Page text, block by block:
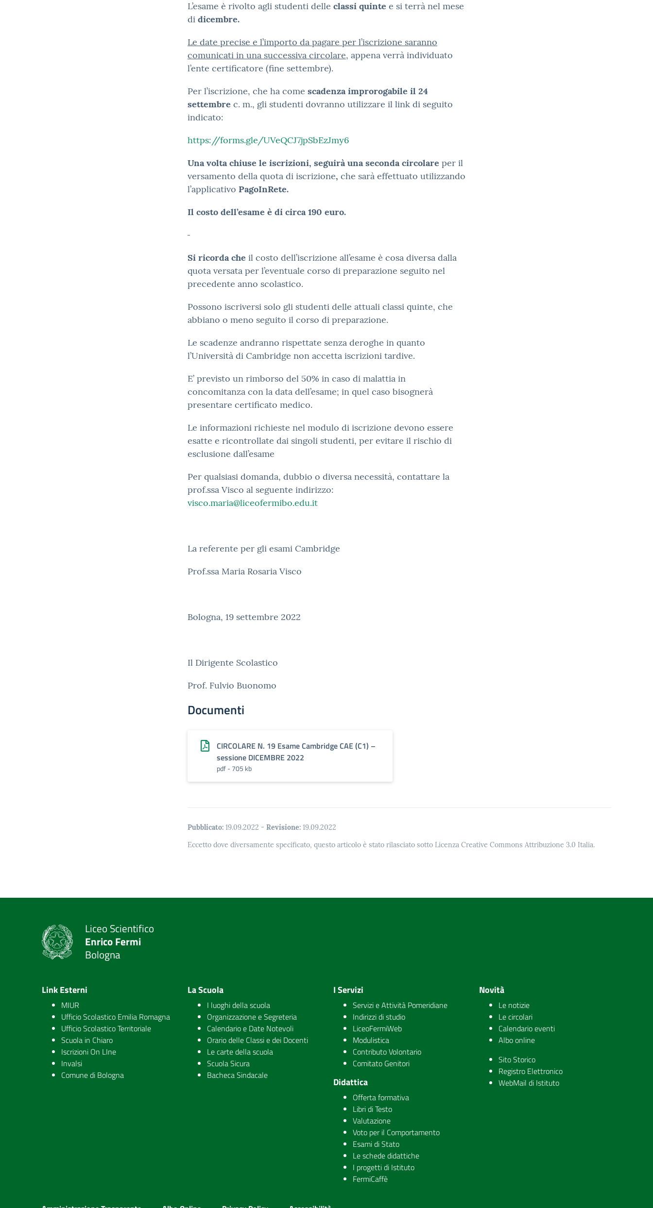
L’esame è rivolto agli studenti delle classi quinte e si terrà nel mese
di dicembre.
Le date precise e l’importo da pagare per l’iscrizione saranno
comunicati in una successiva circolare, appena verrà individuato
l’ente certificatore (fine settembre).
Per l’iscrizione, che ha come scadenza improrogabile il 24
settembre c. m., gli studenti dovranno utilizzare il link di seguito
indicato:
https://forms.gle/UVeQCJ7jpSbEzJmy6
Una volta chiuse le iscrizioni, seguirà una seconda circolare per il
versamento della quota di iscrizione, che sarà effettuato utilizzando
l’applicativo PagoInRete.
Il costo dell’esame è di circa 190 euro.
Si ricorda che il costo dell’iscrizione all’esame è cosa diversa dalla
quota versata per l’eventuale corso di preparazione seguito nel
precedente anno scolastico.
Possono iscriversi solo gli studenti delle attuali classi quinte, che
abbiano o meno seguito il corso di preparazione.
Le scadenze andranno rispettate senza deroghe in quanto
l’Università di Cambridge non accetta iscrizioni tardive.
E’ previsto un rimborso del 50% in caso di malattia in
concomitanza con la data dell’esame; in quel caso bisognerà
presentare certificato medico.
Le informazioni richieste nel modulo di iscrizione devono essere
esatte e ricontrollate dai singoli studenti, per evitare il rischio di
esclusione dall’esame
Per qualsiasi domanda, dubbio o diversa necessità, contattare la
prof.ssa Visco al seguente indirizzo:
visco.maria@liceofermibo.edu.it
La referente per gli esami Cambridge
Prof.ssa Maria Rosaria Visco
Bologna, 19 settembre 2022
Il Dirigente Scolastico
Prof. Fulvio Buonomo
Documenti
CIRCOLARE N. 19 Esame Cambridge CAE (C1) –
sessione DICEMBRE 2022
pdf - 705 kb
Pubblicato: 19.09.2022 - Revisione: 19.09.2022
Eccetto dove diversamente specificato, questo articolo è stato rilasciato sotto Licenza Creative Commons Attribuzione 3.0 Italia.
Liceo Scientifico
Enrico Fermi
Bologna
Link Esterni
MIUR
Ufficio Scolastico Emilia Romagna
Ufficio Scolastico Territoriale
Scuola in Chiaro
Iscrizioni On LIne
Invalsi
Comune di Bologna
La Scuola
I luoghi della scuola
Organizzazione e Segreteria
Calendario e Date Notevoli
Orario delle Classi e dei Docenti
Le carte della scuola
Scuola Sicura
Bacheca Sindacale
I Servizi
Servizi e Attività Pomeridiane
Indirizzi di studio
LiceoFermiWeb
Modulistica
Contributo Volontario
Comitato Genitori
Didattica
Offerta formativa
Libri di Testo
Valutazione
Voto per il Comportamento
Esami di Stato
Le schede didattiche
I progetti di Istituto
FermiCaffè
Novità
Le notizie
Le circolari
Calendario eventi
Albo online
Sito Storico
Registro Elettronico
WebMail di Istituto